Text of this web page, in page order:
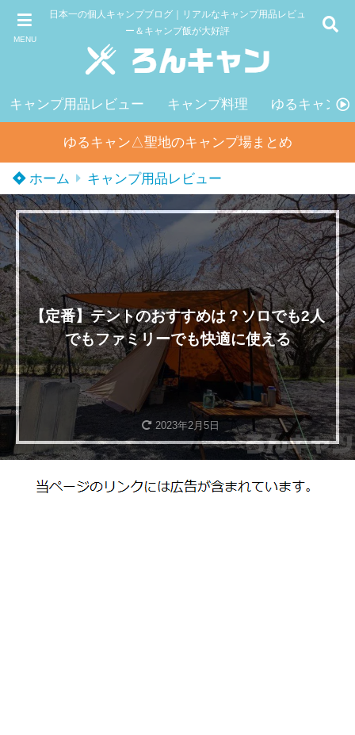
MENU
日本一の個人キャンプブログ｜リアルなキャンプ用品レビュ
ー＆キャンプ飯が大好評
キャンプ用品レビュー キャンプ料理 ゆるキャン△
ゆるキャン△聖地のキャンプ場まとめ
ホーム キャンプ用品レビュー
【定番】テントのおすすめは？ソロでも2人
でもファミリーでも快適に使える
2023年2月5日